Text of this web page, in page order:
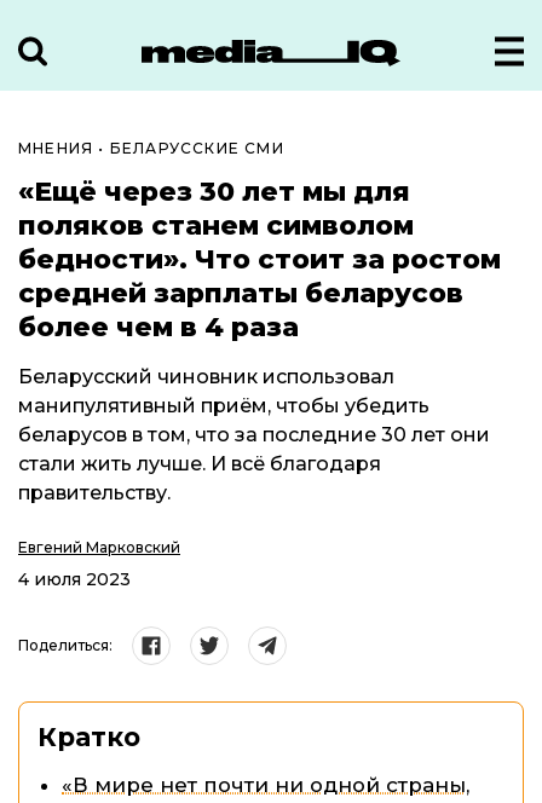
МНЕНИЯ • БЕЛАРУССКИЕ СМИ
«Ещё через 30 лет мы для
поляков станем символом
бедности». Что стоит за ростом
средней зарплаты беларусов
более чем в 4 раза
Беларусский чиновник использовал
манипулятивный приём, чтобы убедить
беларусов в том, что за последние 30 лет они
стали жить лучше. И всё благодаря
правительству.
Евгений Марковский
4 июля 2023
Поделиться:
Кратко
«В мире нет почти ни одной страны,